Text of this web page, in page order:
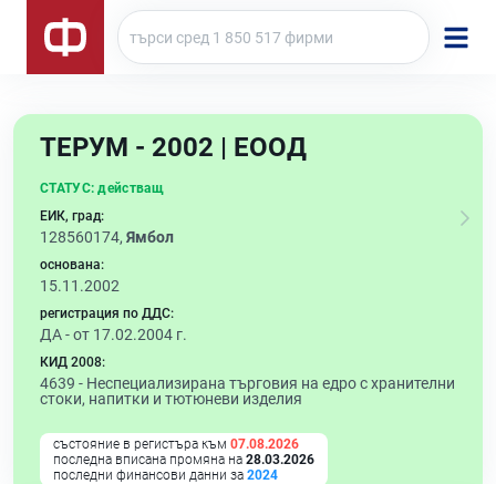
ТЕРУМ - 2002 | ЕООД
СТАТУС: действащ
ЕИК, град:
128560174, Ямбол
основана:
15.11.2002
регистрация по ДДС:
ДА - от 17.02.2004 г.
КИД 2008:
4639 - Неспециализирана търговия на едро с хранителни
стоки, напитки и тютюневи изделия
състояние в регистъра към 07.08.2026
последна вписана промяна на 28.03.2026
последни финансови данни за 2024